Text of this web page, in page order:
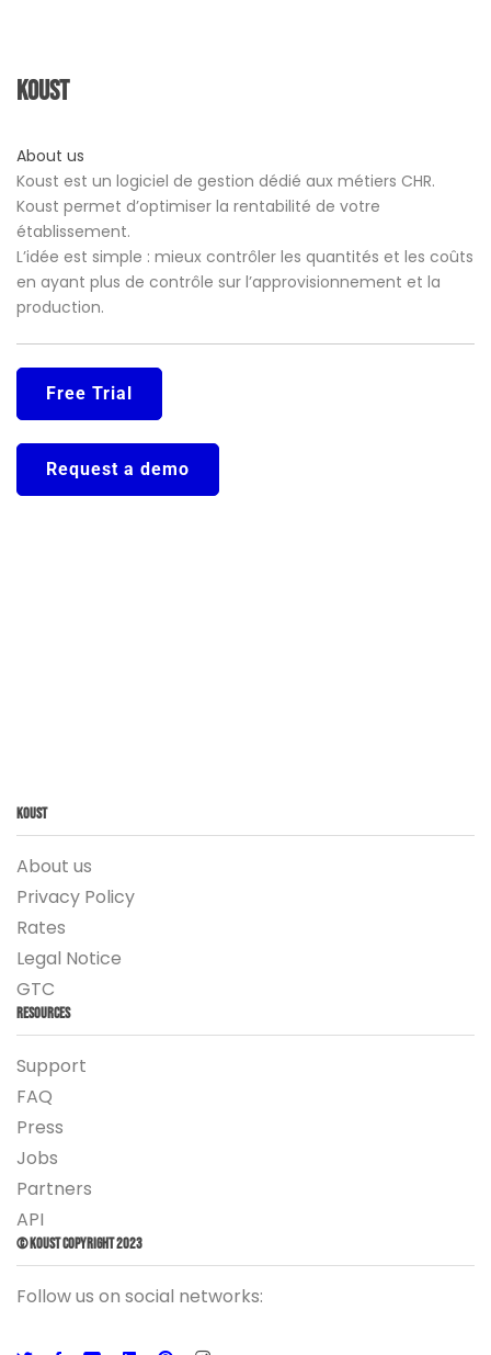
Koust
About us
Koust est un logiciel de gestion dédié aux métiers CHR.
Koust permet d’optimiser la rentabilité de votre
établissement.
L’idée est simple : mieux contrôler les quantités et les coûts
en ayant plus de contrôle sur l’approvisionnement et la
production.
Free Trial
Request a demo
Koust
About us
Privacy Policy
Rates
Legal Notice
GTC
Resources
Support
FAQ
Press
Jobs
Partners
API
© Koust Copyright 2023
Follow us on social networks: